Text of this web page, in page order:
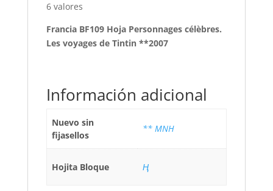
6 valores
Francia BF109 Hoja Personnages célèbres.
Les voyages de Tintin **2007
Información adicional
Nuevo sin
fijasellos
** MNH
Hojita Bloque Ң